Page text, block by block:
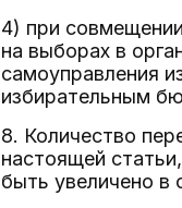
4) при
на выборах в
самоуправления
избирательным
8. Количество
настоящей
быть увеличено в